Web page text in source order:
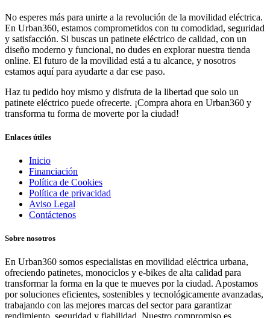
No esperes más para unirte a la revolución de la movilidad eléctrica.
En Urban360, estamos comprometidos con tu comodidad, seguridad
y satisfacción. Si buscas un patinete eléctrico de calidad, con un
diseño moderno y funcional, no dudes en explorar nuestra tienda
online. El futuro de la movilidad está a tu alcance, y nosotros
estamos aquí para ayudarte a dar ese paso.
Haz tu pedido hoy mismo y disfruta de la libertad que solo un
patinete eléctrico puede ofrecerte. ¡Compra ahora en Urban360 y
transforma tu forma de moverte por la ciudad!
Enlaces útiles
Inicio
Financiación
Política de Cookies
Política de privacidad
Aviso Legal
Contáctenos
Sobre nosotros
En Urban360 somos especialistas en movilidad eléctrica urbana,
ofreciendo patinetes, monociclos y e-bikes de alta calidad para
transformar la forma en la que te mueves por la ciudad. Apostamos
por soluciones eficientes, sostenibles y tecnológicamente avanzadas,
trabajando con las mejores marcas del sector para garantizar